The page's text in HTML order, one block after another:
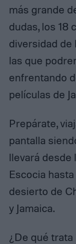
más grande
dudas, los 18
diversidad de
las que
enfrentando
películas de
Prepárate,
pantalla
llevará desde
Escocia
desierto de
y Jamaica.
¿De qué